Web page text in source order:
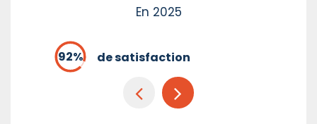
En 2025
de satisfaction